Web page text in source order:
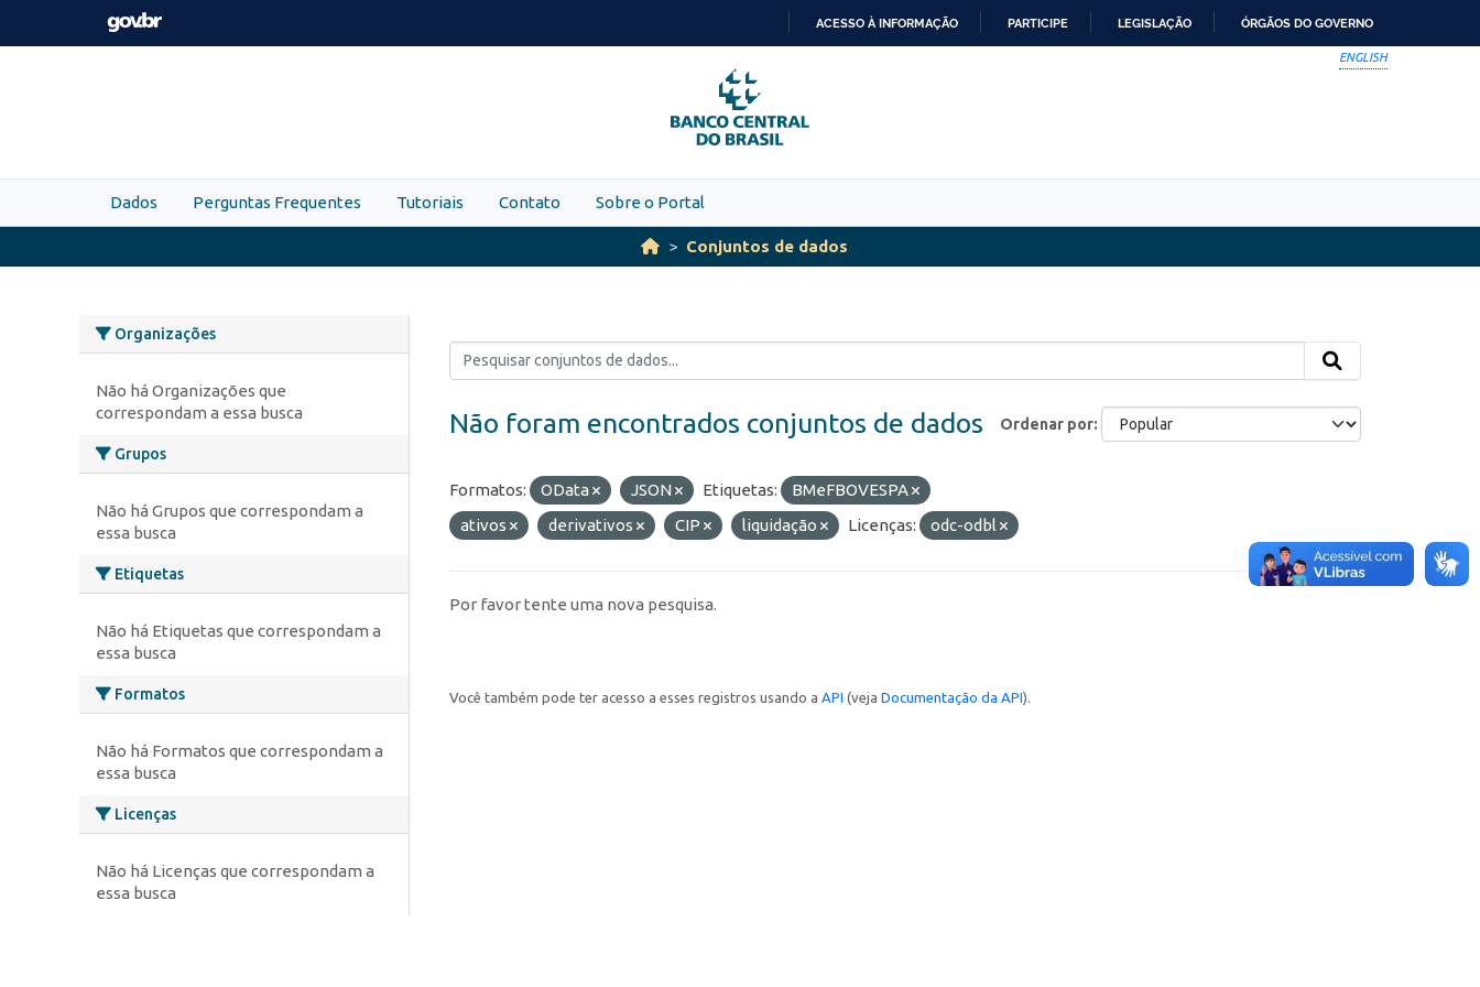
Skip to main content
PARA
O
CONTEÚDO
ACESSO À INFORMAÇÃO PARTICIPE LEGISLAÇÃO ÓRGÃOS DO GOVERNO
ENGLISH
Dados Perguntas Frequentes Tutoriais Contato Sobre o Portal
Conjuntos de dados
Organizações
Não há Organizações que
correspondam a essa busca
Grupos
Não há Grupos que correspondam a
essa busca
Etiquetas
Não há Etiquetas que correspondam a
essa busca
Formatos
Não há Formatos que correspondam a
essa busca
Licenças
Não há Licenças que correspondam a
essa busca
Ordenar por
Não foram encontrados conjuntos de dados
Formatos: OData JSON Etiquetas:
BMeFBOVESPA
ativos
derivativos CIP liquidação Licenças: odc-odbl
Por favor tente uma nova pesquisa.
Você também pode ter acesso a esses registros usando a API (veja Documentação da API).